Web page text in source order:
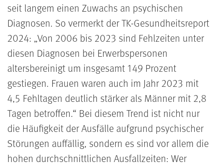
seit langem einen Zuwachs an psychischen
Diagnosen. So vermerkt der TK-Gesundheitsreport
2024: Von 2006 bis 2023 sind Fehlzeiten unter
diesen Diagnosen bei Erwerbspersonen
altersbereinigt um insgesamt 149 Prozent
gestiegen. Frauen waren auch im Jahr 2023 mit
4,5 Fehltagen deutlich stärker als Männer mit 2,8
Tagen betroffen. Bei diesem Trend ist nicht nur
die Häufigkeit der Ausfälle aufgrund psychischer
Störungen auffällig, sondern es sind vor allem die
hohen durchschnittlichen Ausfallzeiten: Wer